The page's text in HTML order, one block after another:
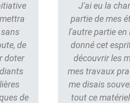
de
doter
de
J'ai eu la
partie de mes
l'autre partie en
donné cet
découvrir les
mes travaux
me disais
tout ce